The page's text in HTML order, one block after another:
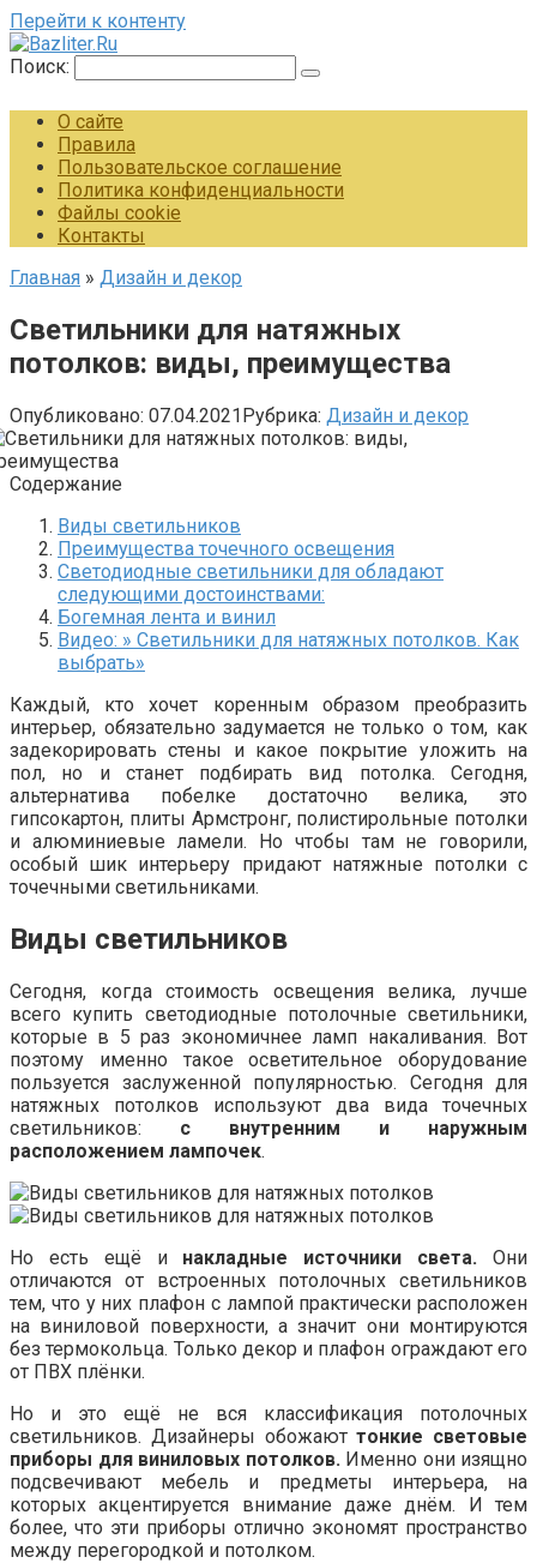
Перейти к контенту
Поиск:
О сайте
Правила
Пользовательское соглашение
Политика конфиденциальности
Файлы cookie
Контакты
Главная » Дизайн и декор
Светильники для натяжных
потолков: виды, преимущества
Опубликовано: 07.04.2021Рубрика: Дизайн и декор
Содержание
Виды светильников
Преимущества точечного освещения
Светодиодные светильники для обладают
следующими достоинствами:
Богемная лента и винил
Видео: » Светильники для натяжных потолков. Как
выбрать»
Каждый, кто хочет коренным образом преобразить
интерьер, обязательно задумается не только о том, как
задекорировать стены и какое покрытие уложить на
пол, но и станет подбирать вид потолка. Сегодня,
альтернатива побелке достаточно велика, это
гипсокартон, плиты Армстронг, полистирольные потолки
и алюминиевые ламели. Но чтобы там не говорили,
особый шик интерьеру придают натяжные потолки с
точечными светильниками.
Виды светильников
Сегодня, когда стоимость освещения велика, лучше
всего купить светодиодные потолочные светильники,
которые в 5 раз экономичнее ламп накаливания. Вот
поэтому именно такое осветительное оборудование
пользуется заслуженной популярностью. Сегодня для
натяжных потолков используют два вида точечных
светильников: с внутренним и наружным
расположением лампочек.
Но есть ещё инакладные источники света. Они
отличаются от встроенных потолочных светильников
тем, что у них плафон с лампой практически расположен
на виниловой поверхности, а значит они монтируются
без термокольца. Только декор и плафон ограждают его
от ПВХ плёнки.
Но и это ещё не вся классификация потолочных
светильников. Дизайнеры обожаюттонкие световые
приборы для виниловых потолков. Именно они изящно
подсвечивают мебель и предметы интерьера, на
которых акцентируется внимание даже днём. И тем
более, что эти приборы отлично экономят пространство
между перегородкой и потолком.